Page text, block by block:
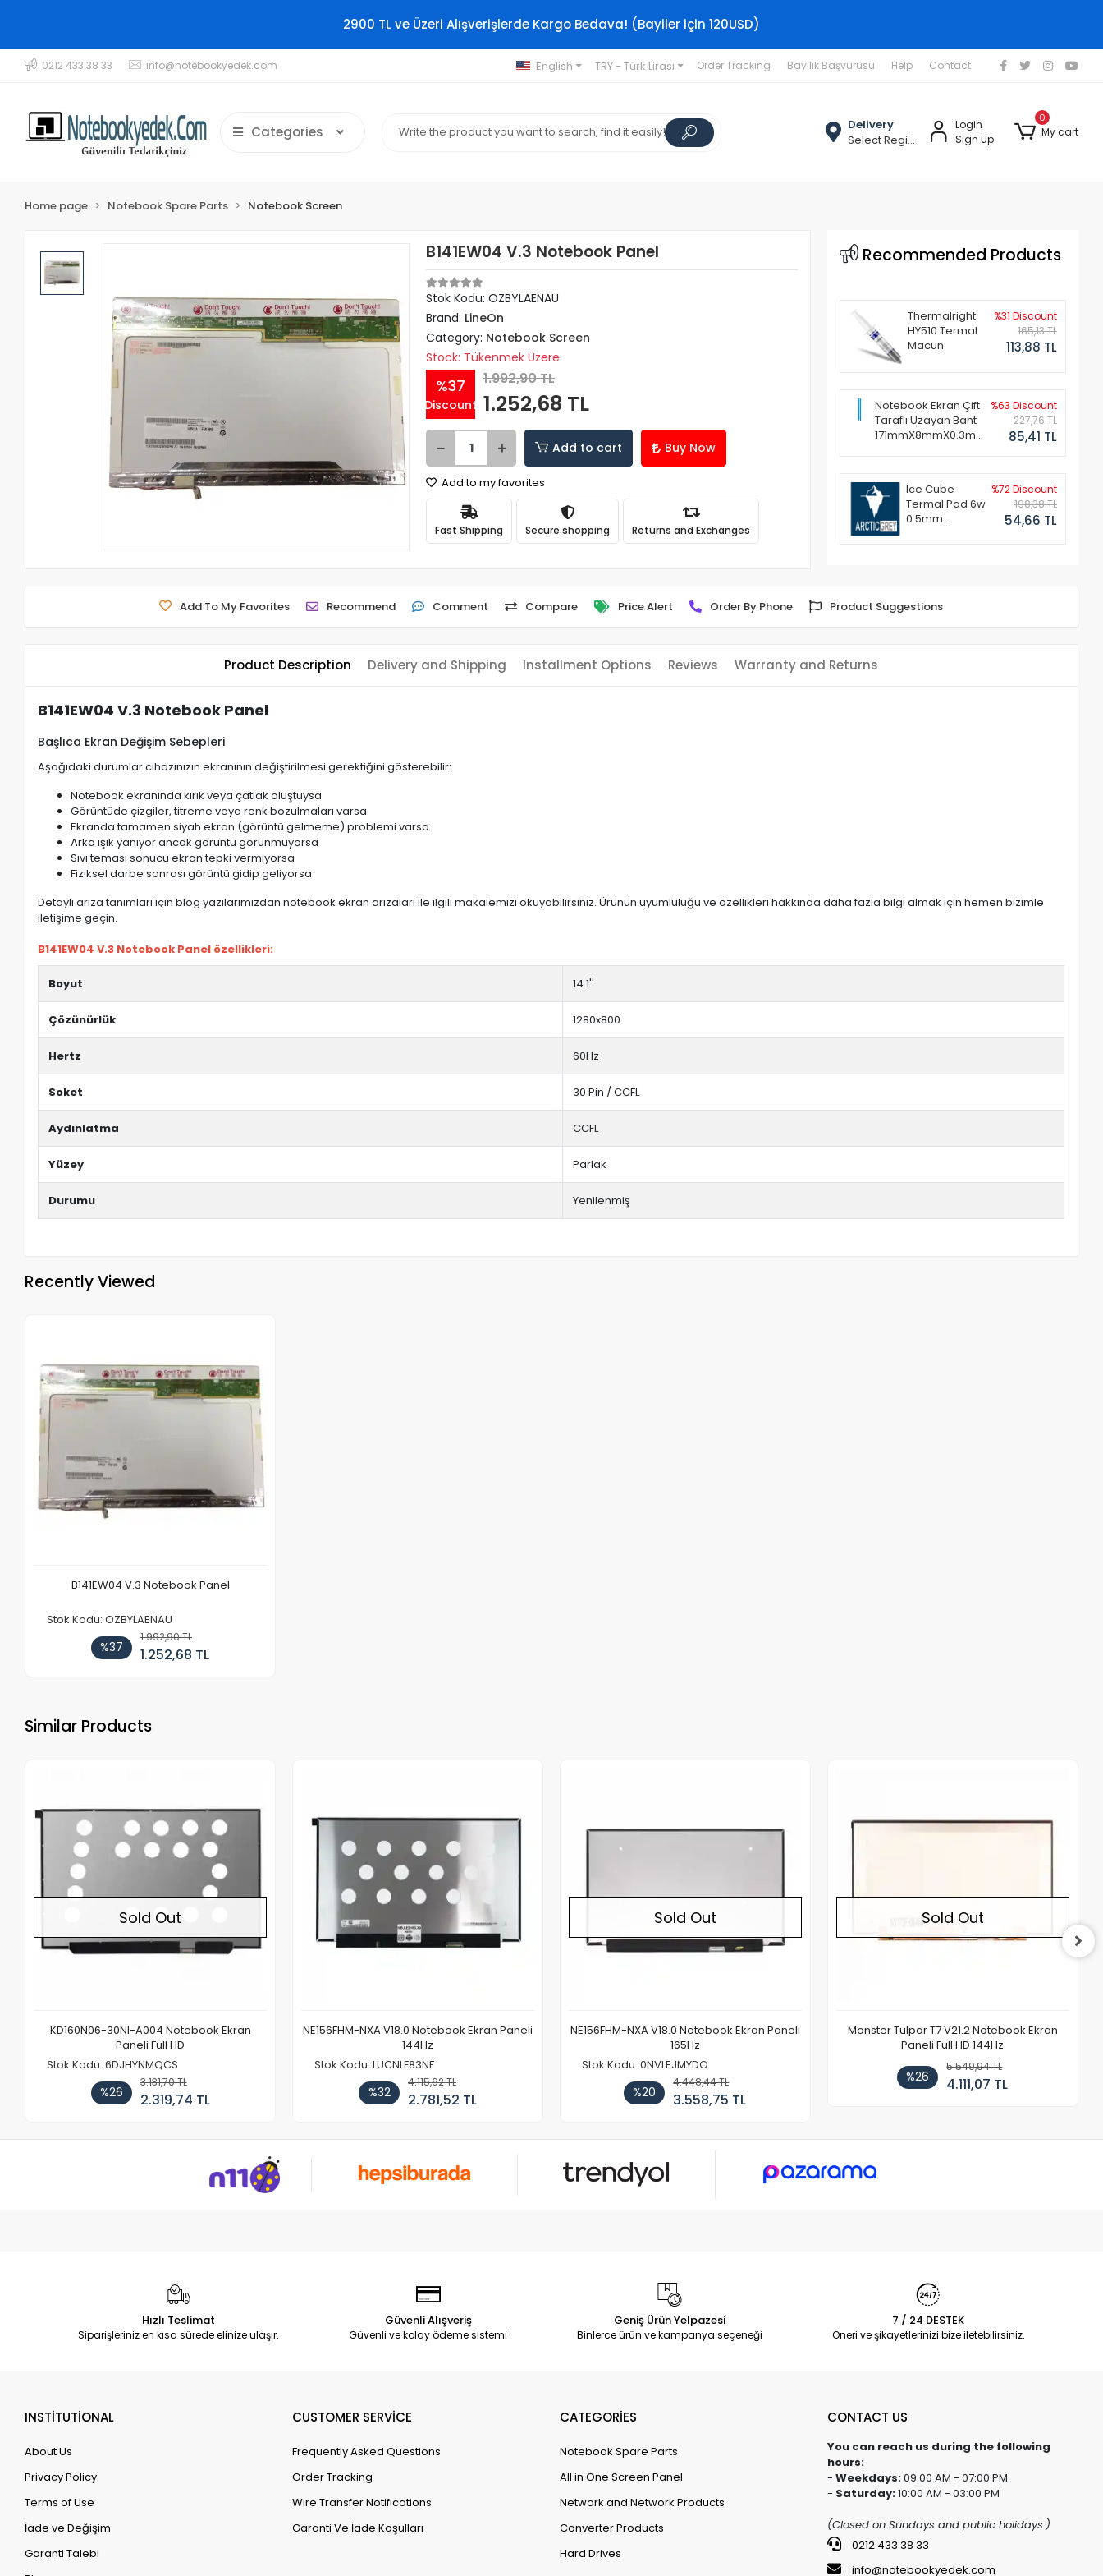
2900 TL ve Üzeri Alışverişlerde Kargo Bedava! (Bayiler için 120USD)
0212 433 38 33 info@notebookyedek.com English TRY - Türk Lirası Order Tracking Bayilik Başvurusu Help Contact
Categories
Delivery
Select Region
Login
Sign up
0
My cart
Home page Notebook Spare Parts Notebook Screen
B141EW04 V.3 Notebook Panel
Stok Kodu: OZBYLAENAU
Brand: LineOn
Category: Notebook Screen
Stock: Tükenmek Üzere
%37
Discount
1.992,90 TL
1.252,68 TL
Add to cart Buy Now
Add to my favorites
Fast Shipping Secure shopping Returns and Exchanges
Recommended Products
Thermalright
HY510 Termal
Macun
%31 Discount
165,13 TL
113,88 TL
Notebook Ekran Çift
Taraflı Uzayan Bant
171mmX8mmX0.3mm
%63 Discount
227,76 TL
85,41 TL
Ice Cube
Termal Pad 6w
0.5mm
%72 Discount
198,38 TL
54,66 TL
Add To My Favorites Recommend Comment Compare Price Alert Order By Phone Product Suggestions
Product Description Delivery and Shipping Installment Options Reviews Warranty and Returns
B141EW04 V.3 Notebook Panel
Başlıca Ekran Değişim Sebepleri
Aşağıdaki durumlar cihazınızın ekranının değiştirilmesi gerektiğini gösterebilir:
Notebook ekranında kırık veya çatlak oluştuysa
Görüntüde çizgiler, titreme veya renk bozulmaları varsa
Ekranda tamamen siyah ekran (görüntü gelmeme) problemi varsa
Arka ışık yanıyor ancak görüntü görünmüyorsa
Sıvı teması sonucu ekran tepki vermiyorsa
Fiziksel darbe sonrası görüntü gidip geliyorsa
Detaylı arıza tanımları için blog yazılarımızdan notebook ekran arızaları ile ilgili makalemizi okuyabilirsiniz. Ürünün uyumluluğu ve özellikleri hakkında daha fazla bilgi almak için hemen bizimle
iletişime geçin.
B141EW04 V.3 Notebook Panel özellikleri:
Boyut 14.1''
Çözünürlük 1280x800
Hertz 60Hz
Soket 30 Pin / CCFL
Aydınlatma CCFL
Yüzey Parlak
Durumu Yenilenmiş
Recently Viewed
B141EW04 V.3 Notebook Panel
Stok Kodu: OZBYLAENAU
%37
1.992,90 TL
1.252,68 TL
Similar Products
Sold Out
KD160N06-30NI-A004 Notebook Ekran
Paneli Full HD
Stok Kodu: 6DJHYNMQCS
%26
3.131,70 TL
2.319,74 TL
NE156FHM-NXA V18.0 Notebook Ekran Paneli
144Hz
Stok Kodu: LUCNLF83NF
%32
4.115,62 TL
2.781,52 TL
Sold Out
NE156FHM-NXA V18.0 Notebook Ekran Paneli
165Hz
Stok Kodu: 0NVLEJMYDO
%20
4.448,44 TL
3.558,75 TL
Sold Out
Monster Tulpar T7 V21.2 Notebook Ekran
Paneli Full HD 144Hz
%26
5.549,94 TL
4.111,07 TL
Hızlı Teslimat
Siparişleriniz en kısa sürede elinize ulaşır.
Güvenli Alışveriş
Güvenli ve kolay ödeme sistemi
Geniş Ürün Yelpazesi
Binlerce ürün ve kampanya seçeneği
7 / 24 DESTEK
Öneri ve şikayetlerinizi bize iletebilirsiniz.
INSTİTUTİONAL
About Us
Privacy Policy
Terms of Use
İade ve Değişim
Garanti Talebi
CUSTOMER SERVİCE
Frequently Asked Questions
Order Tracking
Wire Transfer Notifications
Garanti Ve İade Koşulları
CATEGORİES
Notebook Spare Parts
All in One Screen Panel
Network and Network Products
Converter Products
Hard Drives
CONTACT US
You can reach us during the following
hours:
- Weekdays:09:00 AM - 07:00 PM
- Saturday:10:00 AM - 03:00 PM
(Closed on Sundays and public holidays.)
0212 433 38 33
info@notebookyedek.com